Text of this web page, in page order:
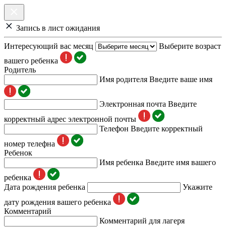
Запись в лист ожидания
Интересующий вас месяц
Выберите возраст
вашего ребенка
Родитель
Имя родителя Введите ваше имя
Электронная почта Введите
корректный адрес электронной почты
Телефон Введите корректный
номер телефна
Ребенок
Имя ребенка Введите имя вашего
ребенка
Дата рождения ребенка
Укажите
дату рождения вашего ребенка
Комментарий
Комментарий для лагеря